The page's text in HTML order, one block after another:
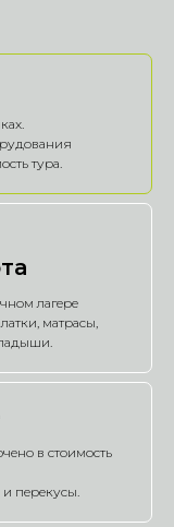
тура.
лагере
матрасы,
в стоимость
перекусы.